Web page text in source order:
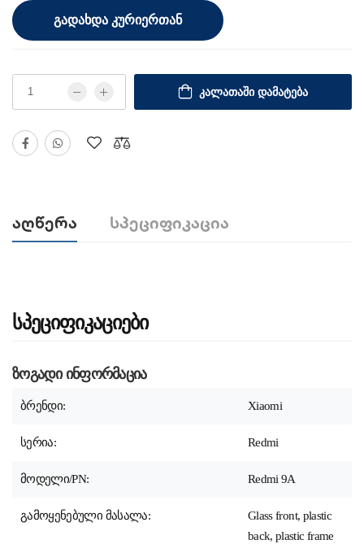
ᲒᲐᲓᲐᲮᲓᲐ ᲙᲣᲠᲘᲔᲠᲗᲐᲜ
ᲙᲐᲚᲐᲗᲐᲨᲘ ᲓᲐᲛᲐᲢᲔᲑᲐ
Აღწერა Სპეციფიკაცია
სპეციფიკაციები
ზოგადი ინფორმაცია
ბრენდი: Xiaomi
სერია: Redmi
მოდელი/PN: Redmi 9A
გამოყენებული მასალა:
Glass front, plastic
back, plastic frame